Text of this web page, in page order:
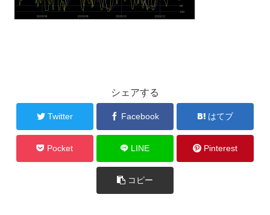
シェアする
Twitter Facebook はてブ
Pocket LINE Pinterest
コピー